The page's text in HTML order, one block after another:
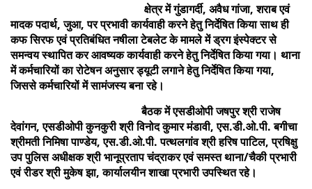
क्षेत्र में गुंडागर्दी, अवैध गांजा, शराब एवं
मादक पदार्थ, जुआ, पर प्रभावी कार्यवाही करने हेतु निर्देषित किया साथ ही
कफ सिरफ एवं प्रतिबंधित नषीला टेबलेट के मामले में ड्रग इंस्पेक्टर से
समन्वय स्थापित कर आवष्यक कार्यवाही करने हेतु निर्देषित किया गया। थाना
में कर्मचारियों का रोटेषन अनुसार ड्यूटी लगाने हेतु निर्देषित किया गया,
जिससे कर्मचारियों में सामंजस्य बना रहे।
बैठक में एसडीओपी जषपुर श्री राजेष
देवांगन, एसडीओपी कुनकुरी श्री विनोद कुमार मंडावी, एस.डी.ओ.पी. बगीचा
श्रीमती निमिषा पाण्डेय, एस.डी.ओ.पी. पत्थलगांव श्री हरिष पाटिल, प्रषिक्षु
उप पुलिस अधीक्षक श्री भानूप्रताप चंद्राकर एवं समस्त थाना/चैकी प्रभारी
एवं रीडर श्री मुकेष झा, कार्यालयीन शाखा प्रभारी उपस्थित रहे।